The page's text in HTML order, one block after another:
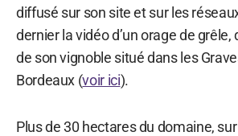
diffusé sur son site et sur les
dernier la vidéo d’un orage de grêle,
de son vignoble situé dans les
Bordeaux (voir ici).
Plus de 30 hectares du domaine,